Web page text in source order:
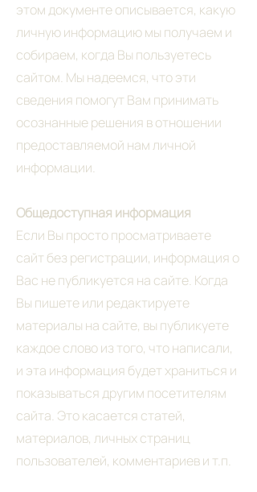
этом документе описывается, какую
личную информацию мы получаем и
собираем, когда Вы пользуетесь
сайтом. Мы надеемся, что эти
сведения помогут Вам принимать
осознанные решения в отношении
предоставляемой нам личной
информации.
Общедоступная информация
Если Вы просто просматриваете
сайт без регистрации, информация о
Вас не публикуется на сайте. Когда
Вы пишете или редактируете
материалы на сайте, вы публикуете
каждое слово из того, что написали,
и эта информация будет храниться и
показываться другим посетителям
сайта. Это касается статей,
материалов, личных страниц
пользователей, комментариев и т.п.